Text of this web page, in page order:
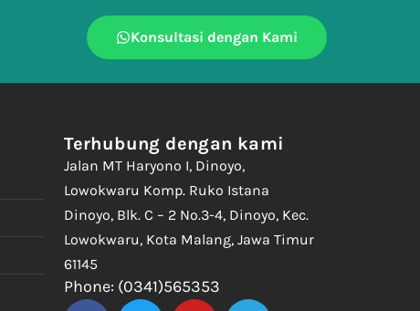
Konsultasi dengan Kami
Terhubung dengan kami
Jalan MT Haryono I, Dinoyo,
Lowokwaru Komp. Ruko Istana
Dinoyo, Blk. C – 2 No.3-4, Dinoyo, Kec.
Lowokwaru, Kota Malang, Jawa Timur
61145
Phone: (0341)565353